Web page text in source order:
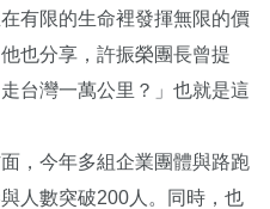
有限的生命裡發揮無限的價
也分享，許振榮團長曾提
台灣一萬公里？」也就是這
，今年多組企業團體與路跑
人數突破200人。同時，也